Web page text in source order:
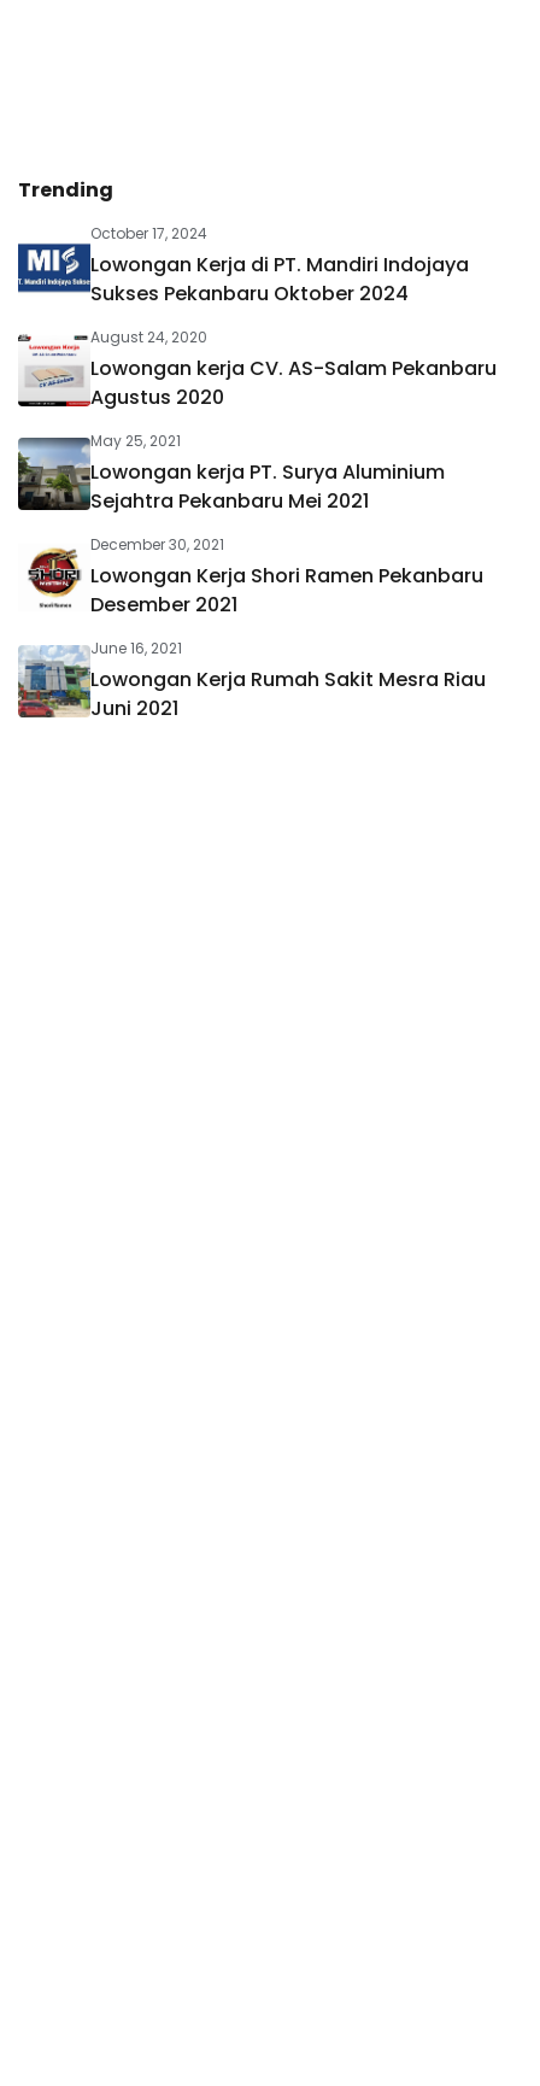
Trending
October 17, 2024
Lowongan Kerja di PT. Mandiri Indojaya
Sukses Pekanbaru Oktober 2024
August 24, 2020
Lowongan kerja CV. AS-Salam Pekanbaru
Agustus 2020
May 25, 2021
Lowongan kerja PT. Surya Aluminium
Sejahtra Pekanbaru Mei 2021
December 30, 2021
Lowongan Kerja Shori Ramen Pekanbaru
Desember 2021
June 16, 2021
Lowongan Kerja Rumah Sakit Mesra Riau
Juni 2021